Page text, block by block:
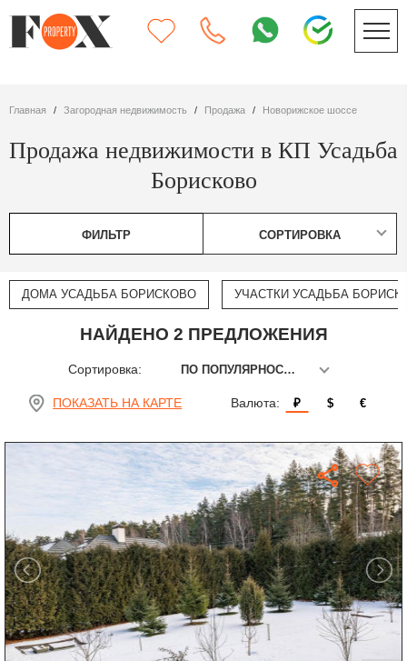
Главная Загородная недвижимость Продажа Новорижское шоссе
Продажа недвижимости в КП Усадьба
Борисково
ФИЛЬТР СОРТИРОВКА
ДОМА УСАДЬБА БОРИСКОВО УЧАСТКИ УСАДЬБА
НАЙДЕНО 2 ПРЕДЛОЖЕНИЯ
Сортировка: ПО ПОПУЛЯРНОСТИ
ПОКАЗАТЬ НА КАРТЕ Валюта: ₽ $ €